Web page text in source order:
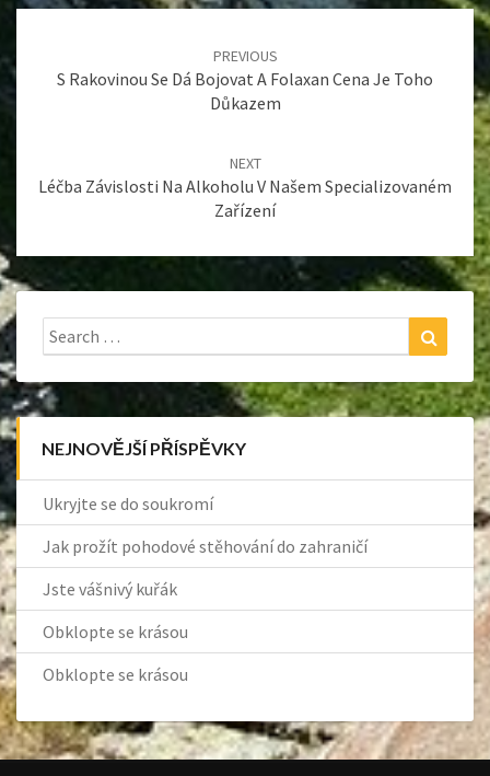
PREVIOUS
S Rakovinou Se Dá Bojovat A Folaxan Cena Je Toho
Důkazem
NEXT
Léčba Závislosti Na Alkoholu V Našem Specializovaném
Zařízení
Search
for:
Search
NEJNOVĚJŠÍ PŘÍSPĚVKY
Ukryjte se do soukromí
Jak prožít pohodové stěhování do zahraničí
Jste vášnivý kuřák
Obklopte se krásou
Obklopte se krásou